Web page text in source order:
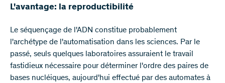
L'avantage: la reproductibilité
Le séquençage de l'ADN constitue probablement
l'archétype de l'automatisation dans les sciences. Par le
passé, seuls quelques laboratoires assuraient le travail
fastidieux nécessaire pour déterminer l'ordre des paires de
bases nucléiques, aujourd'hui effectué par des automates à